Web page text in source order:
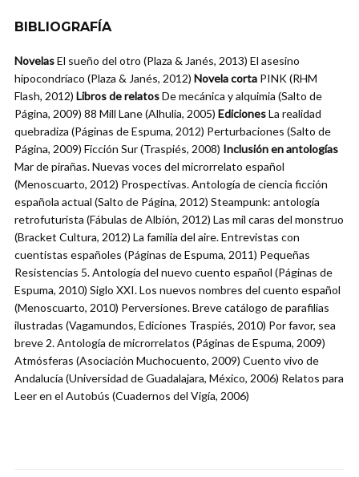
BIBLIOGRAFÍA
NovelasEl sueño del otro (Plaza & Janés, 2013) El asesino
hipocondríaco (Plaza & Janés, 2012) Novela corta PINK (RHM
Flash, 2012) Libros de relatosDe mecánica y alquimia (Salto de
Página, 2009) 88 Mill Lane (Alhulia, 2005) EdicionesLa realidad
quebradiza (Páginas de Espuma, 2012) Perturbaciones (Salto de
Página, 2009) Ficción Sur (Traspiés, 2008) Inclusión en antologías
Mar de pirañas. Nuevas voces del microrrelato español
(Menoscuarto, 2012) Prospectivas. Antología de ciencia ficción
española actual (Salto de Página, 2012) Steampunk: antología
retrofuturista (Fábulas de Albión, 2012) Las mil caras del monstruo
(Bracket Cultura, 2012) La familia del aire. Entrevistas con
cuentistas españoles (Páginas de Espuma, 2011) Pequeñas
Resistencias 5. Antología del nuevo cuento español (Páginas de
Espuma, 2010) Siglo XXI. Los nuevos nombres del cuento español
(Menoscuarto, 2010) Perversiones. Breve catálogo de parafilias
ilustradas (Vagamundos, Ediciones Traspiés, 2010) Por favor, sea
breve 2. Antología de microrrelatos (Páginas de Espuma, 2009)
Atmósferas (Asociación Muchocuento, 2009) Cuento vivo de
Andalucía (Universidad de Guadalajara, México, 2006) Relatos para
Leer en el Autobús (Cuadernos del Vigía, 2006)